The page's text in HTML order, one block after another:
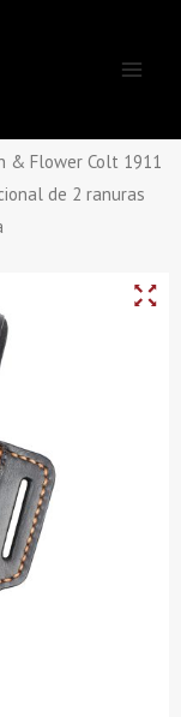
& Flower Colt 1911
de 2 ranuras